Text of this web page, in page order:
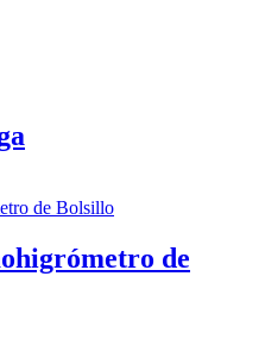
de